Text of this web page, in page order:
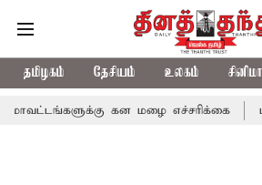
தமிழகம் தேசியம் உலகம் சினிமா
கன மழை எச்சரிக்கை புதுச்சேரி